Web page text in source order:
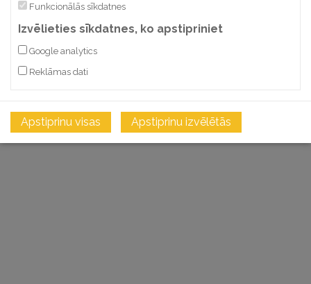
Funkcionālās sīkdatnes
Izvēlieties sīkdatnes, ko apstipriniet
Google analytics
Reklāmas dati
Apstiprinu visas Apstiprinu izvēlētās